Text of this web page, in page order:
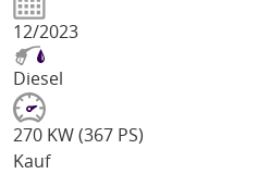
12/2023
Diesel
270 KW (367 PS)
Kauf